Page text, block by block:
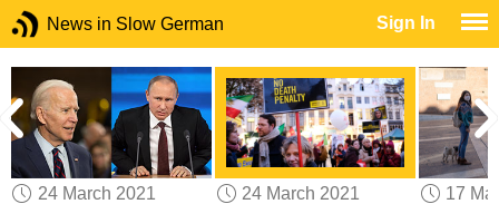
News in Slow German Sign In
24 March 2021
24 March 2021
17